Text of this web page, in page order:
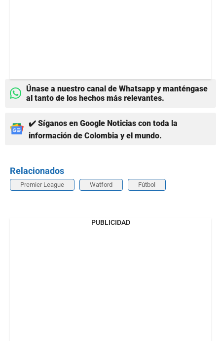
Únase a nuestro canal de Whatsapp y manténgase
al tanto de los hechos más relevantes.
✔️ Síganos en Google Noticias con toda la
información de Colombia y el mundo.
Relacionados
Premier League Watford Fútbol
PUBLICIDAD